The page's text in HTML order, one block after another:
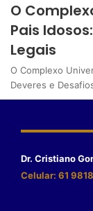
O
Pais
Legais
O Complexo
Deveres e
Dr. Cristiano
Celular: 61